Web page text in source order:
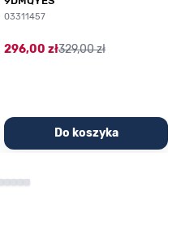
03311457
296,00 zł329,00 zł
Do koszyka